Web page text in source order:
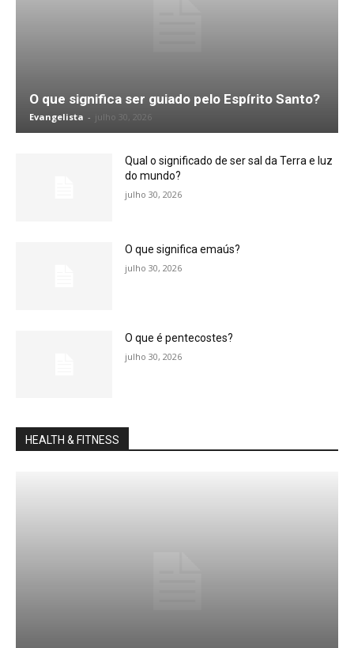
O que significa ser guiado pelo Espírito Santo?
Evangelista - julho 30, 2026
Qual o significado de ser sal da Terra e luz
do mundo?
julho 30, 2026
O que significa emaús?
julho 30, 2026
O que é pentecostes?
julho 30, 2026
HEALTH & FITNESS